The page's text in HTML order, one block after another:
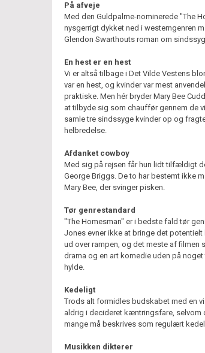
På afveje
Med den Guldpalme-nominerede "The
nysgerrigt dykket ned i westerngenren
Glendon Swarthouts roman om
En hest er en hest
Vi er altså tilbage i Det Vilde Vestens
var en hest, og kvinder var mest
praktiske. Men hér bryder Mary Bee
at tilbyde sig som chauffør gennem de
samle tre sindssyge kvinder op og
helbredelse.
Afdanket cowboy
Med sig på rejsen får hun lidt tilfældigt
George Briggs. De to har bestemt ikke
Mary Bee, der svinger pisken.
Tør genrestandard
"The Homesman" er i bedste fald tør
Jones evner ikke at bringe det
ud over rampen, og det meste af filmen
drama og en art komedie uden på
hylde.
Kedeligt
Trods alt formidles budskabet med en
aldrig i decideret kæntringsfare, selvom
mange må beskrives som regulært
Musikken dikterer